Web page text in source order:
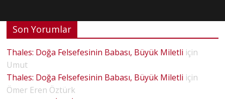
Son Yorumlar
Thales: Doğa Felsefesinin Babası, Büyük Miletli için
Umut
Thales: Doğa Felsefesinin Babası, Büyük Miletli için
Ömer Eren Öztürk